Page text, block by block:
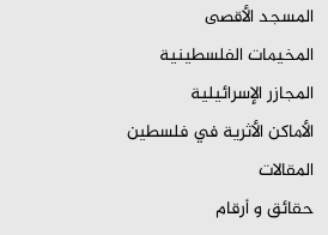
المسجد الأقصى
المخيمات الفلسطينية
المجازر الإسرائيلية
الأماكن الأثرية في فلسطين
المقالات
حقائق و أرقام